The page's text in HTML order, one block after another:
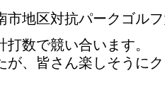
市地区対抗パークゴル
数で競い合います。
が、皆さん楽しそうに